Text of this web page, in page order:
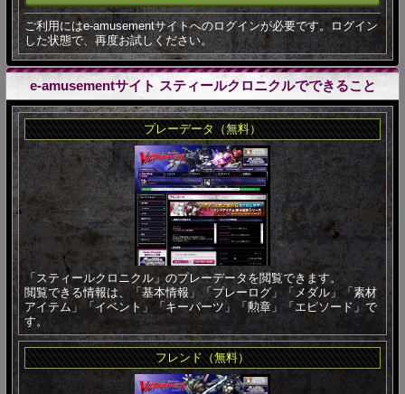
ご利用にはe-amusementサイトへのログインが必要です。ログイン
した状態で、再度お試しください。
e-amusementサイト スティールクロニクルでできること
プレーデータ（無料）
「スティールクロニクル」のプレーデータを閲覧できます。
閲覧できる情報は、「基本情報」「プレーログ」「メダル」「素材
アイテム」「イベント」「キーパーツ」「勲章」「エピソード」で
す。
フレンド（無料）